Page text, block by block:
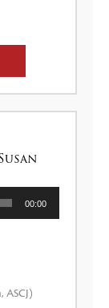
00:00
ASCJ)